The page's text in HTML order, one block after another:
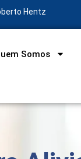
Hentz
Somos